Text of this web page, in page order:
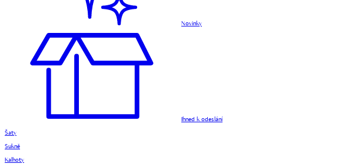
Novinky
Ihned k odeslání
Šaty
Sukně
Kalhoty